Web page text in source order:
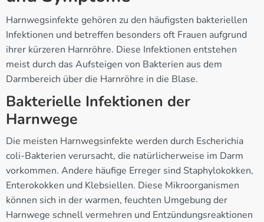
Harnwegsinfekte gehören zu den häufigsten bakteriellen
Infektionen und betreffen besonders oft Frauen aufgrund
ihrer kürzeren Harnröhre. Diese Infektionen entstehen
meist durch das Aufsteigen von Bakterien aus dem
Darmbereich über die Harnröhre in die Blase.
Bakterielle Infektionen der
Harnwege
Die meisten Harnwegsinfekte werden durch Escherichia
coli-Bakterien verursacht, die natürlicherweise im Darm
vorkommen. Andere häufige Erreger sind Staphylokokken,
Enterokokken und Klebsiellen. Diese Mikroorganismen
können sich in der warmen, feuchten Umgebung der
Harnwege schnell vermehren und Entzündungsreaktionen